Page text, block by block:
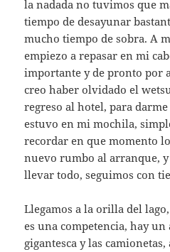
la nadada no tuvimos que
tiempo de desayunar
mucho tiempo de sobra. A
empiezo a repasar en mi
importante y de pronto por
creo haber olvidado el
regreso al hotel, para
estuvo en mi mochila,
recordar en que momento
nuevo rumbo al arranque,
llevar todo, seguimos con
Llegamos a la orilla del
es una competencia, hay
gigantesca y las